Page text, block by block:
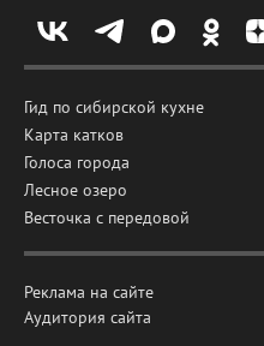
Гид по сибирской кухне
Карта катков
Голоса города
Лесное озеро
Весточка с передовой
Реклама на сайте
Аудитория сайта